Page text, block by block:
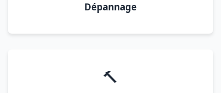
Dépannage
🔨